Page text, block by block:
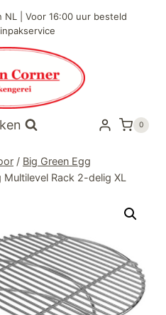
| Voor 16:00 uur besteld
0
/ Big Green Egg
Multilevel Rack 2-delig XL